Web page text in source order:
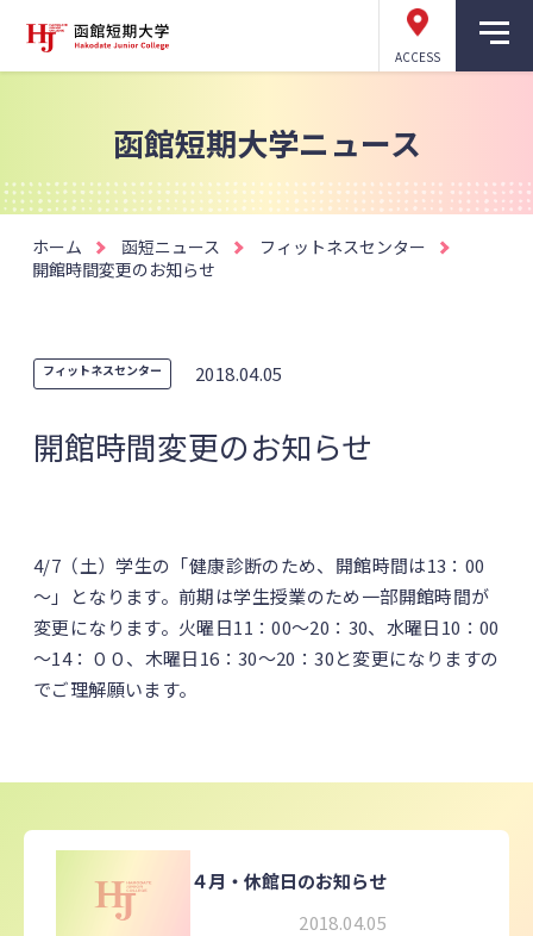
ACCESS
函館短期大学ニュース
ホーム 函短ニュース
フィットネスセンター
開館時間変更のお知らせ
フィットネスセンター 2018.04.05
開館時間変更のお知らせ
4/7（土）学生の「健康診断のため、開館時間は13：00
～」となります。前期は学生授業のため一部開館時間が
変更になります。火曜日11：00～20：30、水曜日10：00
～14：００、木曜日16：30～20：30と変更になりますの
でご理解願います。
４月・休館日のお知らせ
2018.04.05